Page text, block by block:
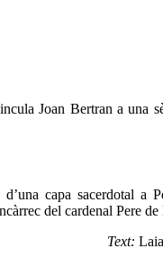
Joan Bertran a una
capa sacerdotal a
del cardenal Pere
Text: